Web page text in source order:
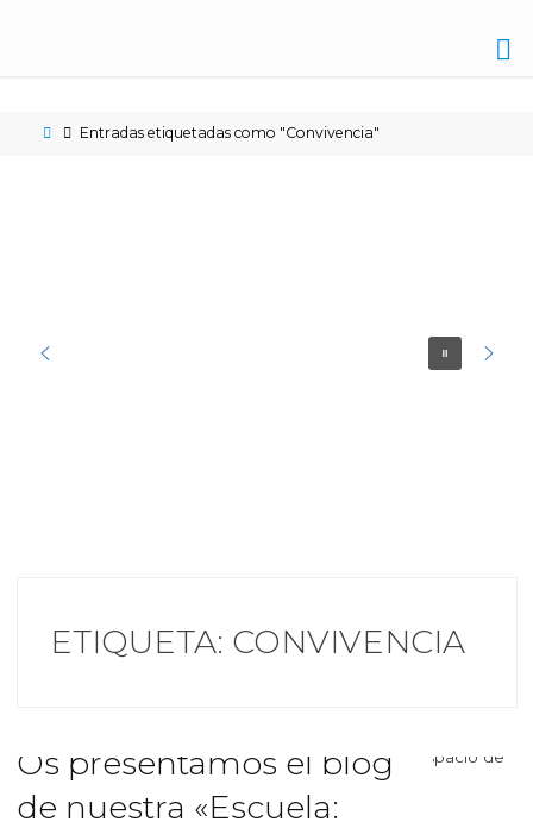
NICOLÁS
Entradas etiquetadas como "Convivencia"
ETIQUETA: CONVIVENCIA
Os presentamos el blog
de nuestra «Escuela: